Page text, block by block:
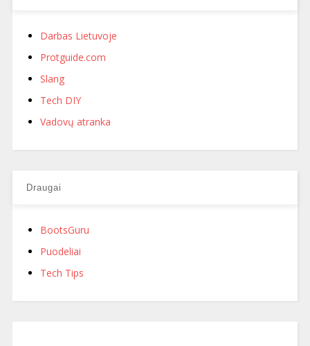
Darbas Lietuvoje
Protguide.com
Slang
Tech DIY
Vadovų atranka
Draugai
BootsGuru
Puodeliai
Tech Tips